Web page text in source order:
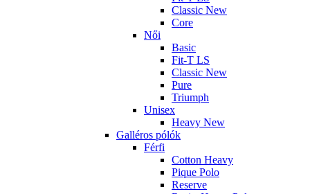
Classic New
Core
Női
Basic
Fit-T LS
Classic New
Pure
Triumph
Unisex
Heavy New
Galléros pólók
Férfi
Cotton Heavy
Pique Polo
Reserve